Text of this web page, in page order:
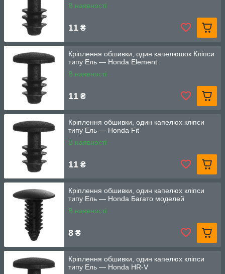
В наявності
11 ₴
Кріплення обшивки, один капелюшок Кліпси
типу Ель — Honda Element
В наявності
11 ₴
Кріплення обшивки, один капелюх кліпси
типу Ель — Honda Fit
В наявності
11 ₴
Кріплення обшивки, один капелюх кліпси
типу Ель — Honda Багато моделей
В наявності
8 ₴
Кріплення обшивки, один капелюх кліпси
типу Ель — Honda HR-V